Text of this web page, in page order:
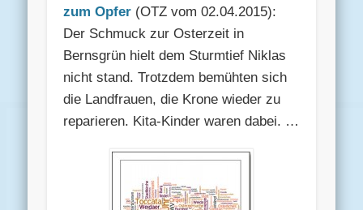
zum Opfer (OTZ vom 02.04.2015):
Der Schmuck zur Osterzeit in
Bernsgrün hielt dem Sturmtief Niklas
nicht stand. Trotzdem bemühten sich
die Landfrauen, die Krone wieder zu
reparieren. Kita-Kinder waren dabei. …